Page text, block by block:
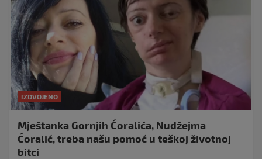
IZDVOJENO
Mještanka Gornjih Ćoralića, Nudžejma
Ćoralić, treba našu pomoć u teškoj životnoj
bitci